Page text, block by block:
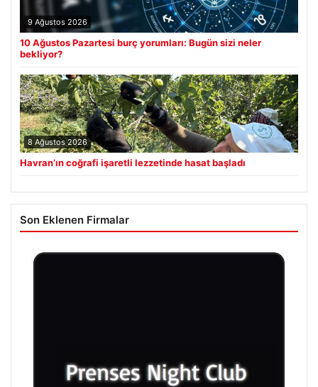
9 Ağustos 2026
10 Ağustos Pazartesi burç yorumları: Bugün sizi neler
bekliyor?
8 Ağustos 2026
Havran’ın coğrafi işaretli lezzetinde hasat başladı
Son Eklenen Firmalar